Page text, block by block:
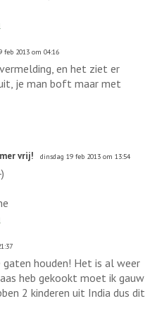
feb 2013 om 04:16
en het ziet er
je man boft maar met
vrij! dinsdag 19 feb 2013 om 13:54
gaten houden! Het is al weer
heb gekookt moet ik gauw
2 kinderen uit India dus dit